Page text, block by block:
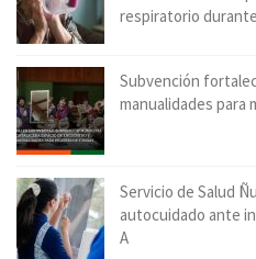
respiratorio
Subvención
manualidades para
Servicio de Salud
autocuidado ante
A